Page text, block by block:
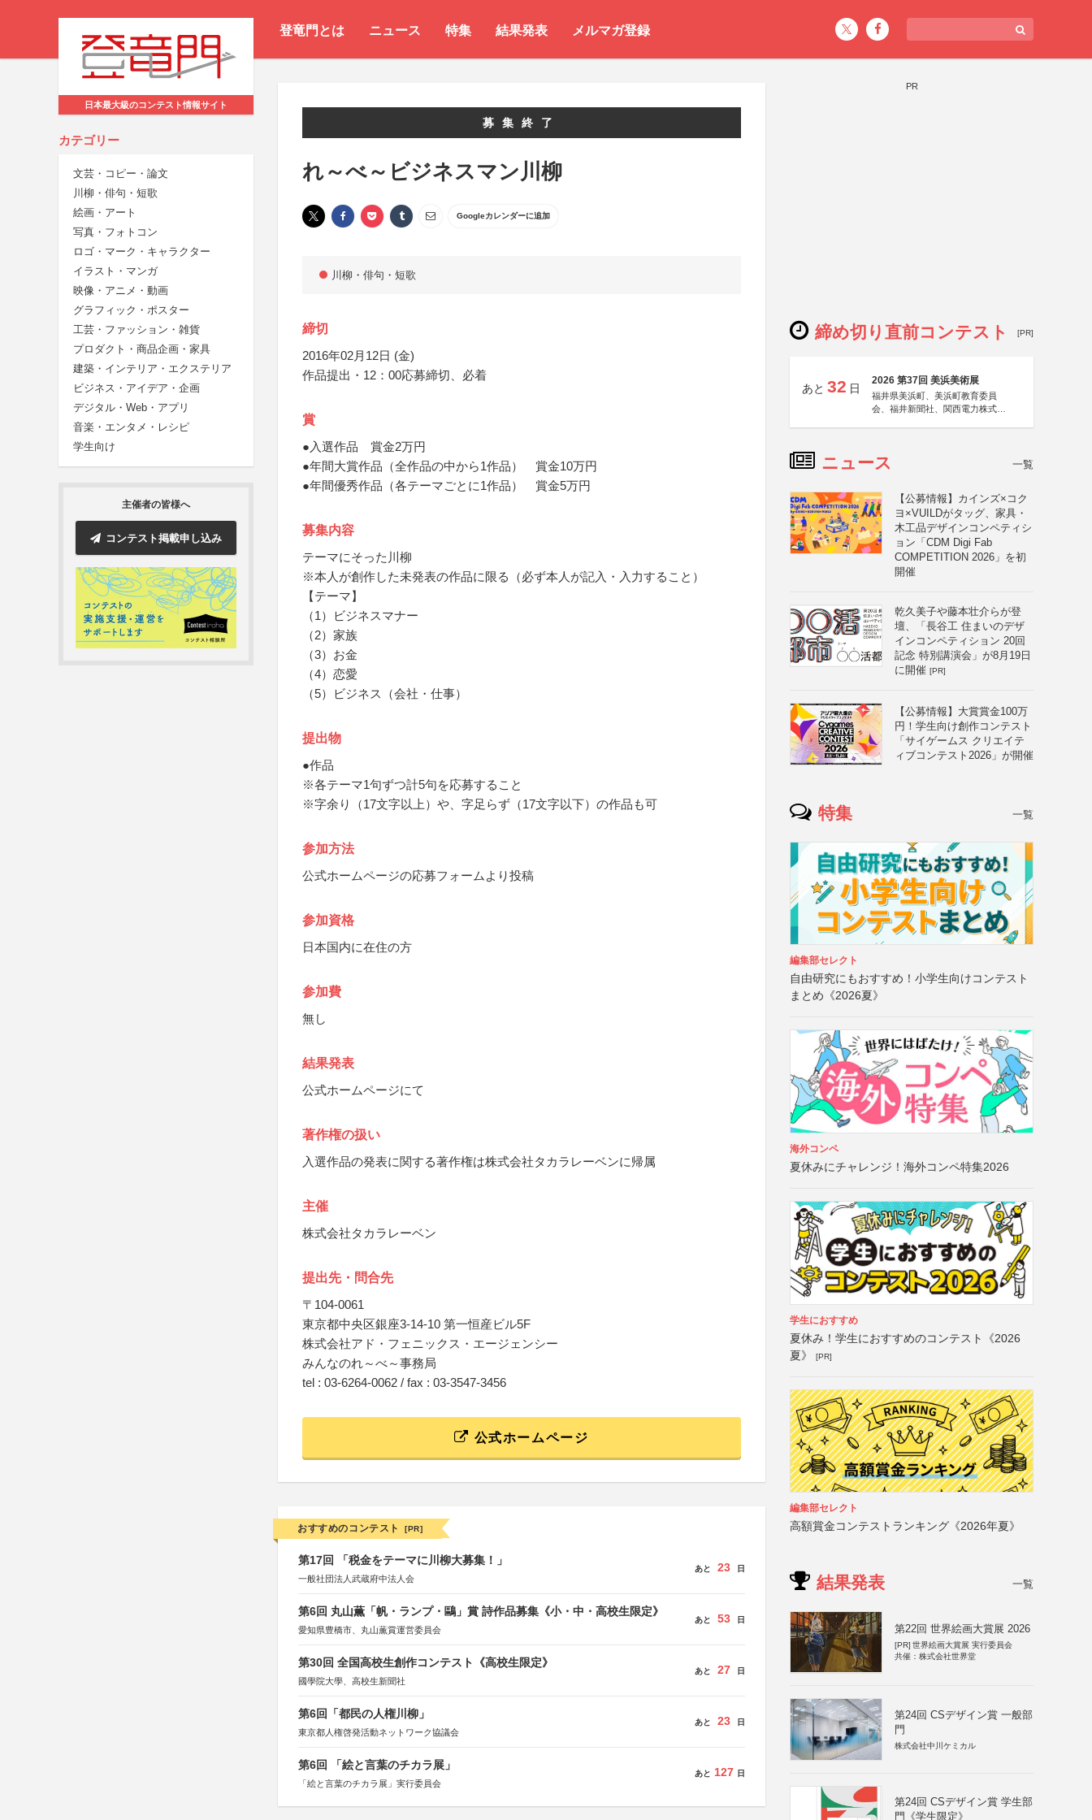
登竜門とは ニュース 特集 結果発表 メルマガ登録
日本最大級のコンテスト情報サイト
カテゴリー
文芸・コピー・論文
川柳・俳句・短歌
絵画・アート
写真・フォトコン
ロゴ・マーク・キャラクター
イラスト・マンガ
映像・アニメ・動画
グラフィック・ポスター
工芸・ファッション・雑貨
プロダクト・商品企画・家具
建築・インテリア・エクステリア
ビジネス・アイデア・企画
デジタル・Web・アプリ
音楽・エンタメ・レシピ
学生向け
主催者の皆様へ
コンテスト掲載申し込み
募集終了
れ～べ～ビジネスマン川柳
Googleカレンダーに追加
川柳・俳句・短歌
締切
2016年02月12日 (金)
作品提出・12：00応募締切、必着
賞
●入選作品 賞金2万円
●年間大賞作品（全作品の中から1作品） 賞金10万円
●年間優秀作品（各テーマごとに1作品） 賞金5万円
募集内容
テーマにそった川柳
※本人が創作した未発表の作品に限る（必ず本人が記入・入力すること）
【テーマ】
（1）ビジネスマナー
（2）家族
（3）お金
（4）恋愛
（5）ビジネス（会社・仕事）
提出物
●作品
※各テーマ1句ずつ計5句を応募すること
※字余り（17文字以上）や、字足らず（17文字以下）の作品も可
参加方法
公式ホームページの応募フォームより投稿
参加資格
日本国内に在住の方
参加費
無し
結果発表
公式ホームページにて
著作権の扱い
入選作品の発表に関する著作権は株式会社タカラレーベンに帰属
主催
株式会社タカラレーベン
提出先・問合先
〒104-0061
東京都中央区銀座3-14-10 第一恒産ビル5F
株式会社アド・フェニックス・エージェンシー
みんなのれ～べ～事務局
tel : 03-6264-0062 / fax : 03-3547-3456
公式ホームページ
おすすめのコンテスト [PR]
第17回 「税金をテーマに川柳大募集！」
一般社団法人武蔵府中法人会
あと 23 日
第6回 丸山薫「帆・ランプ・鷗」賞 詩作品募集《小・中・高校生限定》
愛知県豊橋市、丸山薫賞運営委員会
あと 53 日
第30回 全国高校生創作コンテスト《高校生限定》
國學院大學、高校生新聞社
あと 27 日
第6回「都民の人権川柳」
東京都人権啓発活動ネットワーク協議会
あと 23 日
第6回 「絵と言葉のチカラ展」
「絵と言葉のチカラ展」実行委員会
あと 127 日
PR
締め切り直前コンテスト [PR]
あと 32 日
2026 第37回 美浜美術展
福井県美浜町、美浜町教育委員
会、福井新聞社、関西電力株式会
ニュース 一覧
【公募情報】カインズ×コク
ヨ×VUILDがタッグ、家具・
木工品デザインコンペティシ
ョン「CDM Digi Fab
COMPETITION 2026」を初
開催
乾久美子や藤本壮介らが登
壇、「長谷工 住まいのデザ
インコンペティション 20回
記念 特別講演会」が8月19日
に開催 [PR]
【公募情報】大賞賞金100万
円！学生向け創作コンテスト
「サイゲームス クリエイテ
ィブコンテスト2026」が開催
特集 一覧
編集部セレクト
自由研究にもおすすめ！小学生向けコンテスト
まとめ《2026夏》
海外コンペ
夏休みにチャレンジ！海外コンペ特集2026
学生におすすめ
夏休み！学生におすすめのコンテスト《2026
夏》
[PR]
編集部セレクト
高額賞金コンテストランキング《2026年夏》
結果発表 一覧
第22回 世界絵画大賞展 2026
[PR] 世界絵画大賞展 実行委員会
共催：株式会社世界堂
第24回 CSデザイン賞 一般部
門
株式会社中川ケミカル
第24回 CSデザイン賞 学生部
門《学生限定》